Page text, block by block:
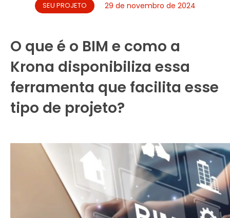
SEU PROJETO 29 de novembro de 2024
O que é o BIM e como a
Krona disponibiliza essa
ferramenta que facilita esse
tipo de projeto?